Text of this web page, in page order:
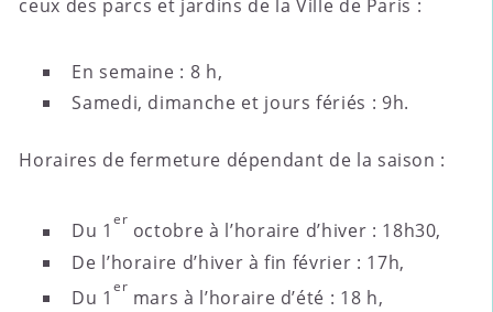
ceux des parcs et jardins de la Ville de Paris :
En semaine : 8 h,
Samedi, dimanche et jours fériés : 9h.
Horaires de fermeture dépendant de la saison :
Du 1
er
octobre à l’horaire d’hiver : 18h30,
De l’horaire d’hiver à fin février : 17h,
Du 1
er
mars à l’horaire d’été : 18 h,